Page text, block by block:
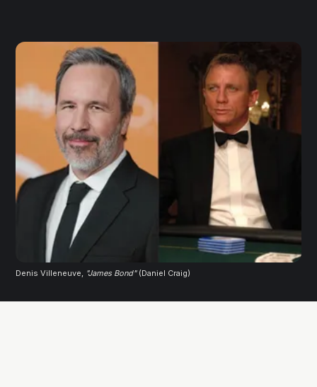
Denis Villeneuve, "James Bond" (Daniel Craig)